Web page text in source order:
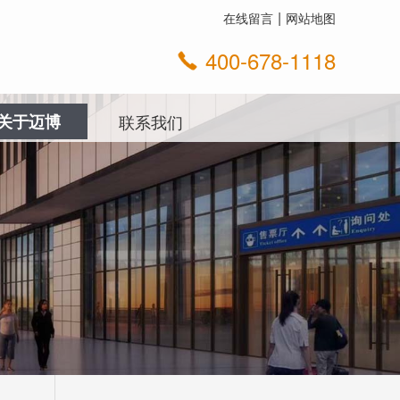
在线留言 网站地图
400-678-1118
于迈博 联系我们